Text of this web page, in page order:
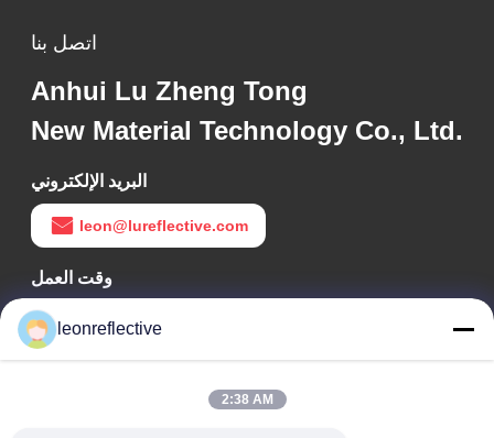
اتصل بنا
Anhui Lu Zheng Tong
New Material Technology Co., Ltd.
البريد الإلكتروني
leon@lureflective.com
وقت العمل
9:00-18:00
عنواننا
leonreflective
2:38 AM